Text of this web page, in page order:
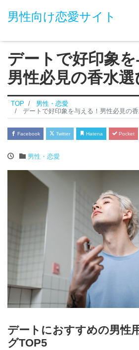
男性向け恋愛サイト
デートで好印象を
男性必見の香水選
TOP
男性・恋愛
デートで好印象を与える！男性必見の
Facebook Twitter Hatena Pocket
男性・恋愛
デートにおすすめの男性
グTOP5